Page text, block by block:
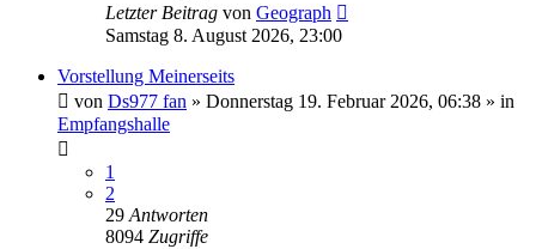
Letzter Beitrag von Geograph
Samstag 8. August 2026, 23:00
Vorstellung Meinerseits
von Ds977 fan » Donnerstag 19. Februar 2026, 06:38 » in
Empfangshalle
1
2
29 Antworten
8094 Zugriffe